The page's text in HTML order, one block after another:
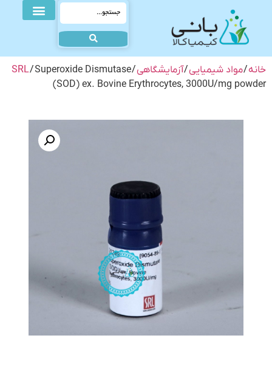
خانه/مواد شیمیایی/آزمایشگاهی/
SRL/ Superoxide Dismutase
(SOD) ex. Bovine Erythrocytes, 3000U/mg powder